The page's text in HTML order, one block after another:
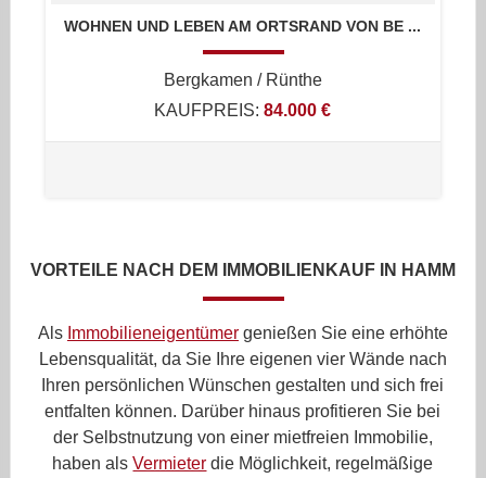
WOHNEN UND LEBEN AM ORTSRAND VON BE ...
Bergkamen / Rünthe
KAUFPREIS: 84.000 €
VORTEILE NACH DEM IMMOBILIENKAUF IN HAMM
Als Immobilieneigentümergenießen Sie eine erhöhte
Lebensqualität, da Sie Ihre eigenen vier Wände nach
Ihren persönlichen Wünschen gestalten und sich frei
entfalten können. Darüber hinaus profitieren Sie bei
der Selbstnutzung von einer mietfreien Immobilie,
haben alsVermieter die Möglichkeit, regelmäßige